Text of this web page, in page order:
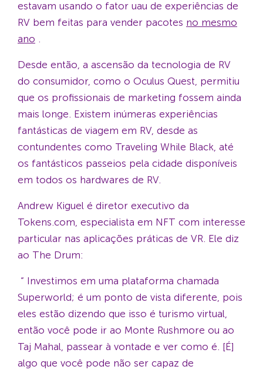
estavam usando o fator uau de experiências de
RV bem feitas para vender pacotes no mesmo
ano .
Desde então, a ascensão da tecnologia de RV
do consumidor, como o Oculus Quest, permitiu
que os profissionais de marketing fossem ainda
mais longe. Existem inúmeras experiências
fantásticas de viagem em RV, desde as
contundentes como Traveling While Black, até
os fantásticos passeios pela cidade disponíveis
em todos os hardwares de RV.
Andrew Kiguel é diretor executivo da
Tokens.com, especialista em NFT com interesse
particular nas aplicações práticas de VR. Ele diz
ao The Drum:
“ Investimos em uma plataforma chamada
Superworld; é um ponto de vista diferente, pois
eles estão dizendo que isso é turismo virtual,
então você pode ir ao Monte Rushmore ou ao
Taj Mahal, passear à vontade e ver como é. [É]
algo que você pode não ser capaz de